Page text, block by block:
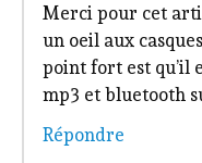
Merci pour cet
un oeil aux
point fort est qu’il
mp3 et bluetooth
Répondre